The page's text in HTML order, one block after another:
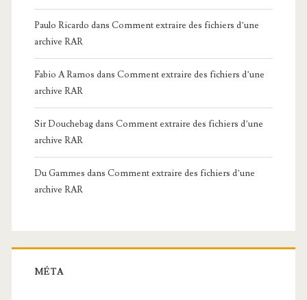
Paulo Ricardo dans Comment extraire des fichiers d’une
archive RAR
Fabio A Ramos dans Comment extraire des fichiers d’une
archive RAR
Sir Douchebagdans Comment extraire des fichiers d’une
archive RAR
Du Gammes dans Comment extraire des fichiers d’une
archive RAR
MÉTA